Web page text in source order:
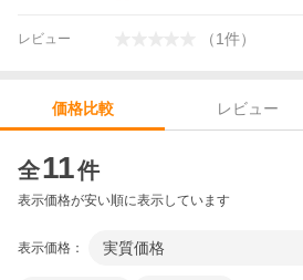
レビュー （1件）
価格比較 レビュー
全11件
表示価格が安い順に表示しています
表示価格： 実質価格